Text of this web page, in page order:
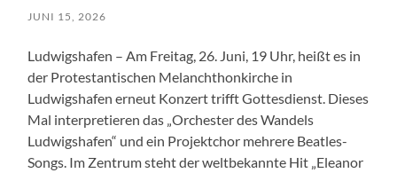
JUNI 15, 2026
Ludwigshafen – Am Freitag, 26. Juni, 19 Uhr, heißt es in
der Protestantischen Melanchthonkirche in
Ludwigshafen erneut Konzert trifft Gottesdienst. Dieses
Mal interpretieren das „Orchester des Wandels
Ludwigshafen“ und ein Projektchor mehrere Beatles-
Songs. Im Zentrum steht der weltbekannte Hit „Eleanor